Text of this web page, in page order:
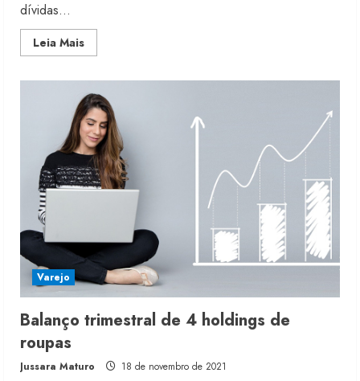
dívidas...
Leia MaisRead
more
perda
e
Inbrands
lucra
em
2021
Varejo
Balanço trimestral de 4 holdings de
roupas
Jussara Maturo 18 de novembro de 2021